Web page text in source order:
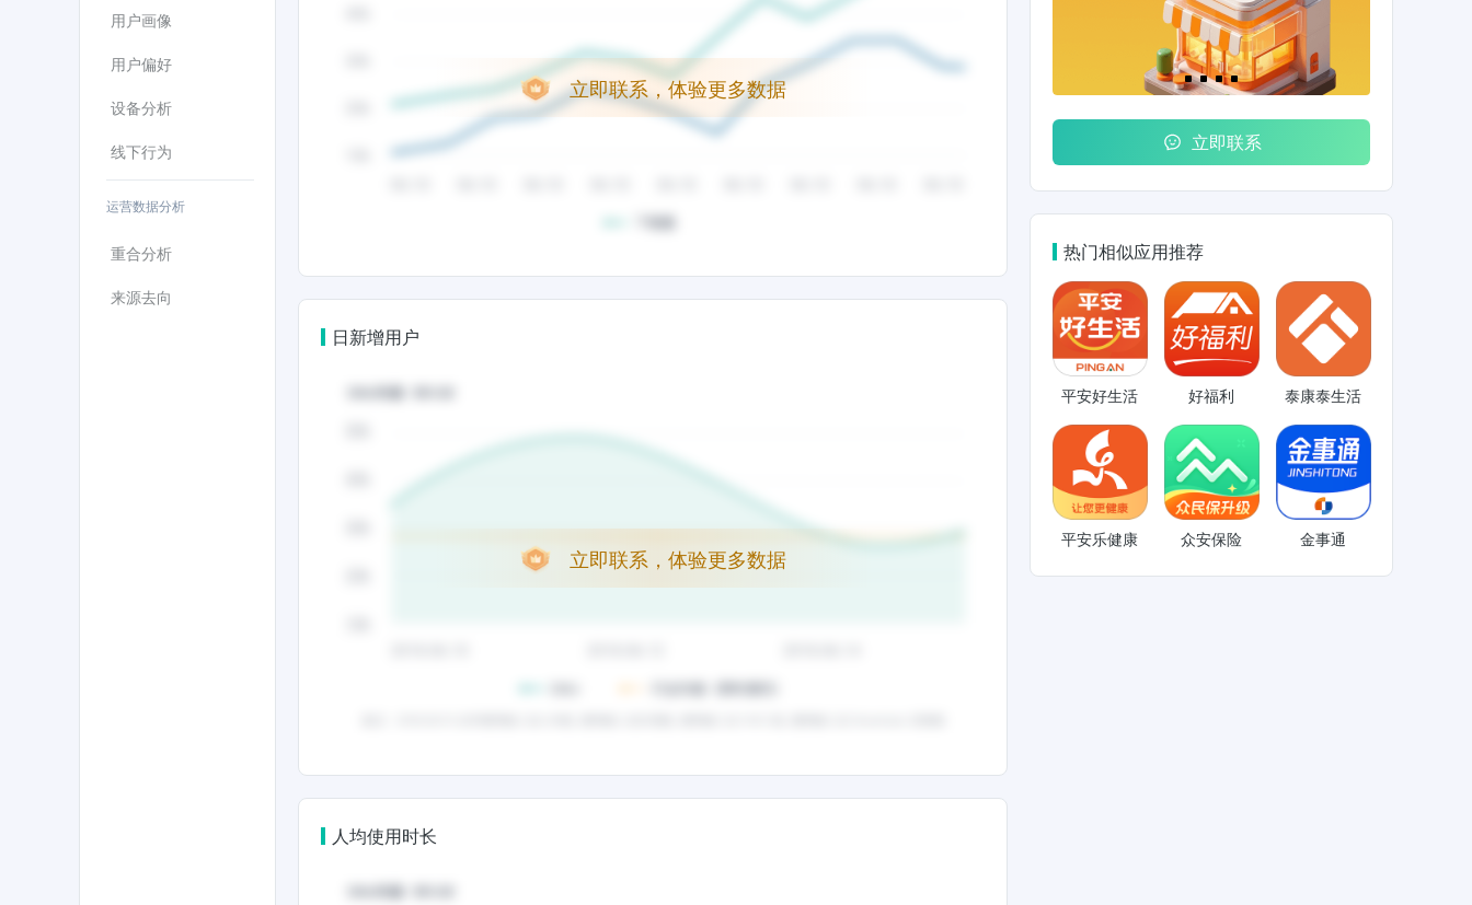
用户画像
用户偏好
设备分析
线下行为
运营数据分析
重合分析
来源去向
立即联系，体验更多数据
日新增用户
立即联系，体验更多数据
人均使用时长
立即联系
热门相似应用推荐
平安好生活 好福利 泰康泰生活
平安乐健康 众安保险 金事通